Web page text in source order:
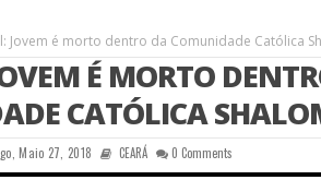
Jovem é morto dentro da Comunidade Católica
É MORTO
CATÓLICA
Maio 27, 2018 CEARÁ 0 Comments